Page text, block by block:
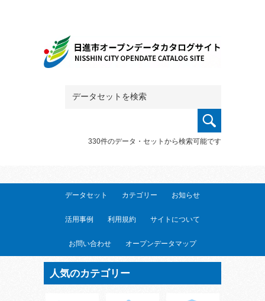
330件のデータ・セットから検索可能です
データセット カテゴリー お知らせ
活用事例 利用規約 サイトについて
お問い合わせ オープンデータマップ
人気のカテゴリー